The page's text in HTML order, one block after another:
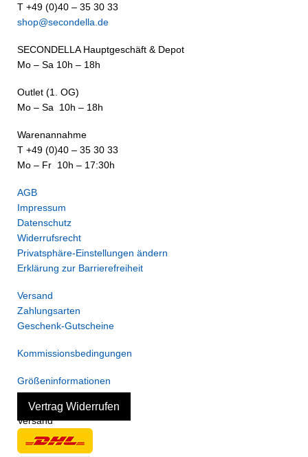
T +49 (0)40 – 35 30 33
shop@secondella.de
SECONDELLA Hauptgeschäft & Depot
Mo – Sa 10h – 18h
Outlet (1. OG)
Mo – Sa 10h – 18h
Warenannahme
T +49 (0)40 – 35 30 33
Mo – Fr 10h – 17:30h
AGB
Impressum
Datenschutz
Widerrufsrecht
Privatsphäre-Einstellungen ändern
Erklärung zur Barrierefreiheit
Versand
Zahlungsarten
Geschenk-Gutscheine
Kommissionsbedingungen
Größeninformationen
Vertrag Widerrufen
Versand